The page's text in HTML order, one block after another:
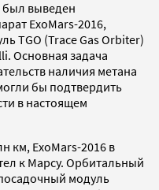
был выведен
ЕxoМars-2016,
TGO (Trace Gas Orbiter)
Основная задача
наличия метана
бы подтвердить
в настоящем
км, ЕxoМars-2016 в
к Марсу. Орбитальный
модуль